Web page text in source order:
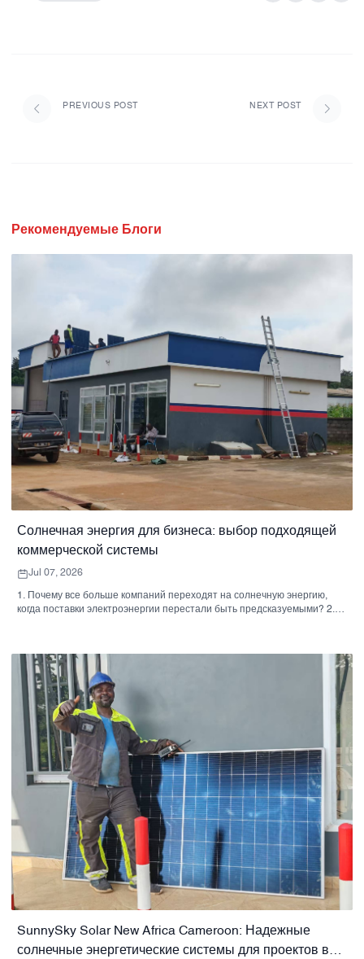
PREVIOUS POST NEXT POST
Рекомендуемые Блоги
Солнечная энергия для бизнеса: выбор подходящей
коммерческой системы
Jul 07, 2026
1. Почему все больше компаний переходят на солнечную энергию,
когда поставки электроэнергии перестали быть предсказуемыми? 2.
бизнеса? 4. На что покупателям следует обратить внимание, прежде
чем одобрить систему. 5. Почему возможности поставщика так же
важны, как и само оборудование. 6. Распространенные ошибки
покупателей, замедляющие реализацию проектов. 7. Практические
дальнейшие шаги для команды по закупкам 8. Часто задаваемые
вопросы
SunnySky Solar New Africa Cameroon: Надежные
солнечные энергетические системы для проектов в